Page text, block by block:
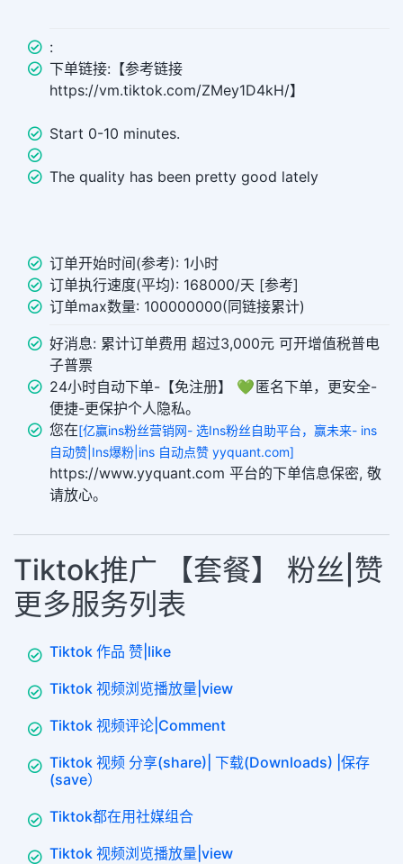
:
下单链接:【参考链接
https://vm.tiktok.com/ZMey1D4kH/】
Start 0-10 minutes.
The quality has been pretty good lately
订单开始时间(参考): 1小时
订单执行速度(平均): 168000/天 [参考]
订单max数量: 100000000(同链接累计)
好消息: 累计订单费用 超过3,000元 可开增值税普电
子普票
24小时自动下单-【免注册】 💚 匿名下单，更安全-
便捷-更保护个人隐私。
您在[亿赢ins粉丝营销网- 选Ins粉丝自助平台，赢未来- ins
自动赞|Ins爆粉|ins 自动点赞 yyquant.com]
https://www.yyquant.com 平台的下单信息保密, 敬
请放心。
Tiktok推广 【套餐】 粉丝|赞
更多服务列表
Tiktok 作品 赞|like
Tiktok 视频浏览播放量|view
Tiktok 视频评论|Comment
Tiktok 视频 分享(share)| 下载(Downloads) |保存
(save）
Tiktok都在用社媒组合
Tiktok 视频浏览播放量|view